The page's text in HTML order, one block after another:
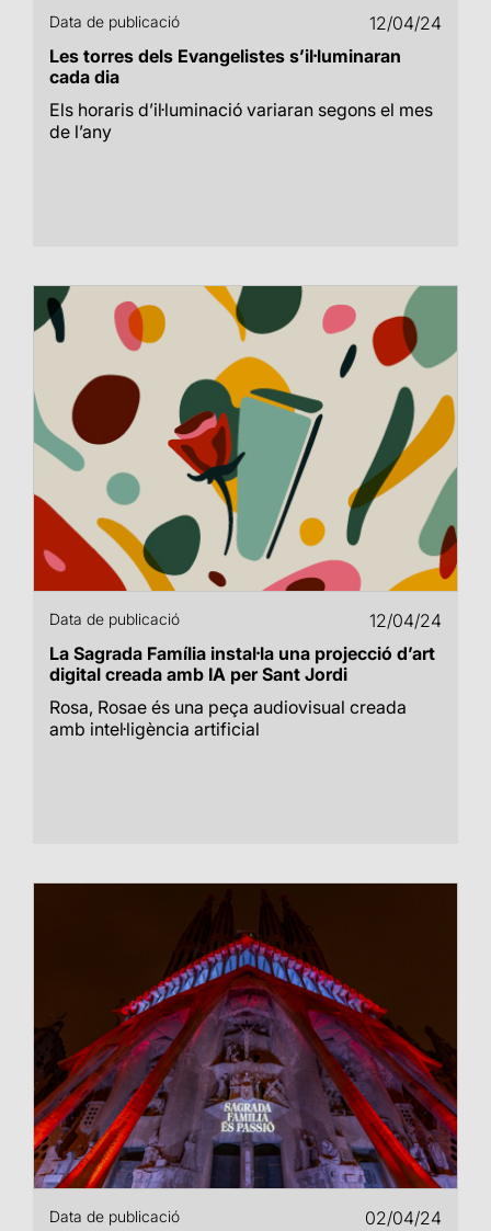
Data de publicació
12/04/24
Les torres dels Evangelistes s’il·luminaran
cada dia
Els horaris d’il·luminació variaran segons el mes
de l’any
Data de publicació
12/04/24
La Sagrada Família instal·la una projecció d’art
digital creada amb IA per Sant Jordi
Rosa, Rosae és una peça audiovisual creada
amb intel·ligència artificial
Data de publicació 02/04/24